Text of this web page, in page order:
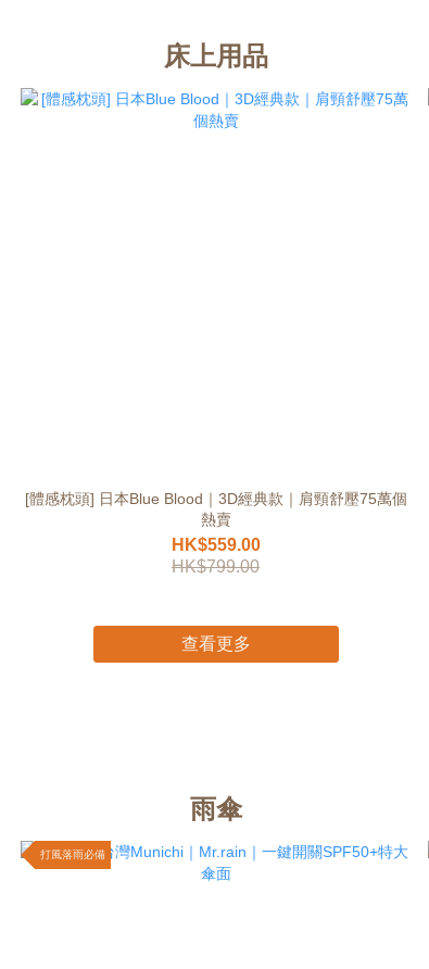
床上用品
[體感枕頭] 日本Blue Blood｜3D經典款｜肩頸舒壓75萬個
熱賣
HK$559.00
HK$799.00
查看更多
雨傘
打風落雨必備